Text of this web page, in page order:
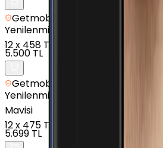
Getmobil Güvencesi
Yenilenmiş
Samsung Galaxy J7
12x 458 TL
5.500 TL
Getmobil Güvencesi
Yenilenmiş
Samsung Galaxy M20
Mavisi
12x 475 TL
5.699 TL